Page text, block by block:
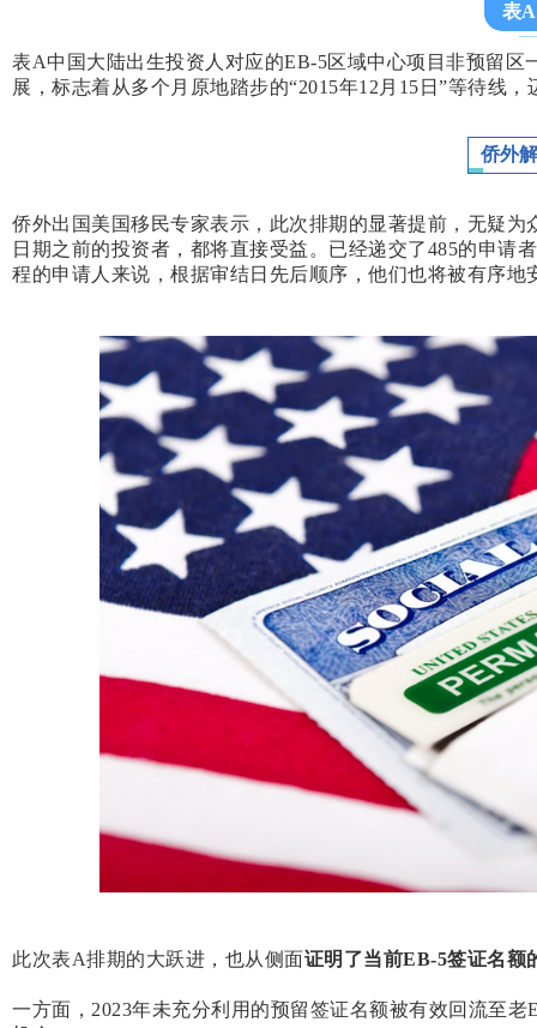
表A
表A中国大陆出生投资人对应的EB-5区域中心项目非预留区
展，标志着从多个月原地踏步的“2015年12月15日”等待线
侨外
侨外出国美国移民专家表示，此次排期的显著提前，无疑
日期之前的投资者，都将直接受益。已经递交了485的申请
程的申请人来说，根据审结日先后顺序，他们也将被有序地
此次表A排期的大跃进，也从侧面证明了当前EB-5签证名额
一方面，2023年未充分利用的预留签证名额被有效回流至